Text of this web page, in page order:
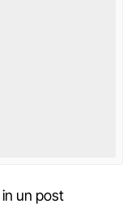
in un post